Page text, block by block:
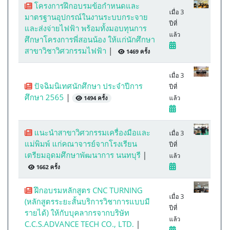
โครงการฝึกอบรมข้อกำหนดและ
มาตรฐานอุปกรณ์ในงานระบบกระจาย
และส่งจ่ายไฟฟ้า พร้อมทั้งมอบทุนการ
ศึกษาโครงการพี่สอนน้อง ให้แก่นักศึกษา
สาขาวิชาวิศวกรรมไฟฟ้า | 1469 ครั้ง
เมื่อ 3
ปีที่
แล้ว
ปัจฉิมนิเทศนักศึกษา ประจำปีการ
ศึกษา 2565 | 1494 ครั้ง
เมื่อ 3
ปีที่
แล้ว
แนะนำสาขาวิศวกรรมเครื่องมือและ
แม่พิมพ์ แก่คณาจารย์จากโรงเรียน
เตรียมอุดมศึกษาพัฒนาการ นนทบุรี |
1662 ครั้ง
เมื่อ 3
ปีที่
แล้ว
ฝึกอบรมหลักสูตร CNC TURNING
(หลักสูตรระยะสั้นบริการวิชาการแบบมี
รายได้) ให้กับบุคลากรจากบริษัท
C.C.S.ADVANCE TECH CO., LTD. |
เมื่อ 3
ปีที่
แล้ว